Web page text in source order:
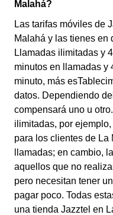
Malahá?
Las tarifas móviles de
Malahá y las tienes en
Llamadas ilimitadas y
minutos en llamadas y
minuto, más
datos. Dependiendo
compensará uno u
ilimitadas, por
para los clientes de La
llamadas; en cambio,
aquellos que no
pero necesitan tener
pagar poco. Todas
una tienda Jazztel en